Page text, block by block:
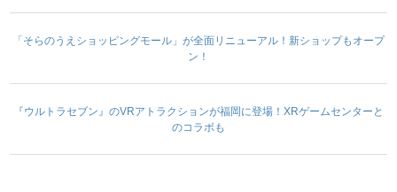
「そらのうえショッピングモール」が全面リニューアル！新ショップもオープ
ン！
『ウルトラセブン』のVRアトラクションが福岡に登場！XRゲームセンターと
のコラボも